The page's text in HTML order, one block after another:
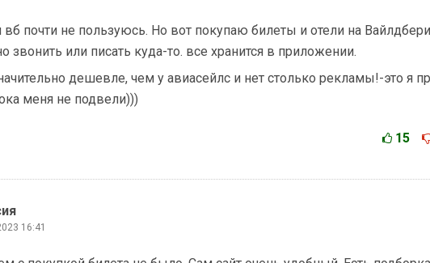
почти не пользуюсь. Но вот покупаю билеты и отели на
звонить или писать куда-то. все хранится в приложении.
дешевле, чем у авиасейлс и нет столько рекламы!-это я
меня не подвели)))
15
16:41